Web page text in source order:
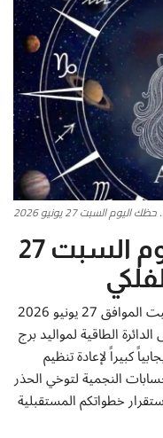
اليوم السبت 27 يونيو 2026
توقعات برج الدلو ليوم السبت 27
تحمل الأجواء الفلكية مع إشراقة صباح السبت الموافق 27 يونيو 2026
الطاقية لمواليد برج
كبيراً لإعادة تنظيم
النجمية لتوخي الحذر
خطواتكم المستقبلية